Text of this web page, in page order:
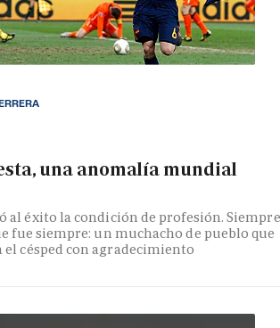
una anomalía mundial
al éxito la condición de profesión. Siempre
fue siempre: un muchacho de pueblo que
césped con agradecimiento